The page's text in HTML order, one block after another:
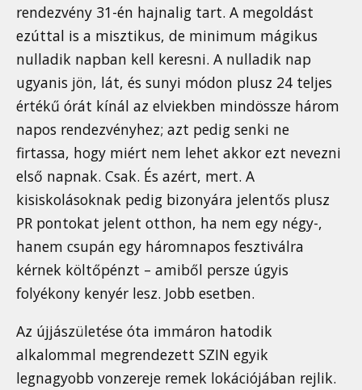
rendezvény 31-én hajnalig tart. A megoldást
ezúttal is a misztikus, de minimum mágikus
nulladik napban kell keresni. A nulladik nap
ugyanis jön, lát, és sunyi módon plusz 24 teljes
értékű órát kínál az elviekben mindössze három
napos rendezvényhez; azt pedig senki ne
firtassa, hogy miért nem lehet akkor ezt nevezni
első napnak. Csak. És azért, mert. A
kisiskolásoknak pedig bizonyára jelentős plusz
PR pontokat jelent otthon, ha nem egy négy-,
hanem csupán egy háromnapos fesztiválra
kérnek költőpénzt – amiből persze úgyis
folyékony kenyér lesz. Jobb esetben.
Az újjászületése óta immáron hatodik
alkalommal megrendezett SZIN egyik
legnagyobb vonzereje remek lokációjában rejlik.